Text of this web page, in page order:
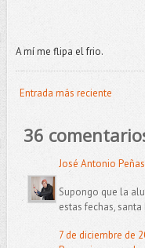
A mí me flipa el frio.
Entrada más reciente
36
José Antonio Peñas
Supongo que la
estas fechas,
7 de diciembre de